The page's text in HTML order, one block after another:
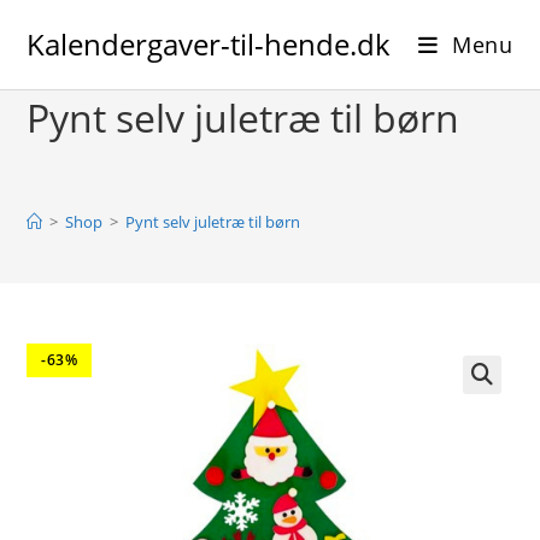
Kalendergaver-til-hende.dk Menu
Pynt selv juletræ til børn
> Shop > Pynt selv juletræ til børn
-63%